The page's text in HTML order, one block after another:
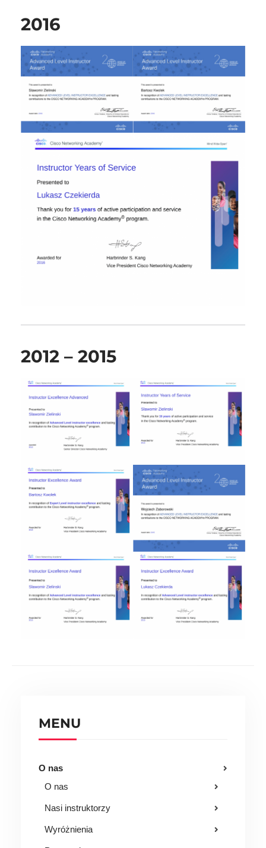
2016
2012 – 2015
MENU
O nas
O nas
Nasi instruktorzy
Wyróżnienia